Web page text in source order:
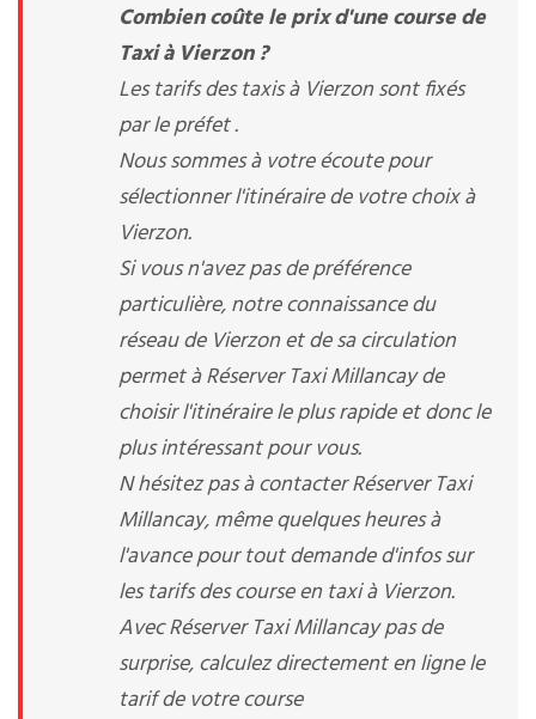
Combien coûte le prix d'une course de
Taxi à Vierzon ?
Les tarifs des taxis à Vierzon sont fixés
par le préfet .
Nous sommes à votre écoute pour
sélectionner l'itinéraire de votre choix à
Vierzon.
Si vous n'avez pas de préférence
particulière, notre connaissance du
réseau de Vierzon et de sa circulation
permet à Réserver Taxi Millancay de
choisir l'itinéraire le plus rapide et donc le
plus intéressant pour vous.
N hésitez pas à contacter Réserver Taxi
Millancay, même quelques heures à
l'avance pour tout demande d'infos sur
les tarifs des course en taxi à Vierzon.
Avec Réserver Taxi Millancay pas de
surprise, calculez directement en ligne le
tarif de votre course